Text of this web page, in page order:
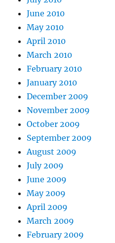
June 2010
May 2010
April 2010
March 2010
February 2010
January 2010
December 2009
November 2009
October 2009
September 2009
August 2009
July 2009
June 2009
May 2009
April 2009
March 2009
February 2009